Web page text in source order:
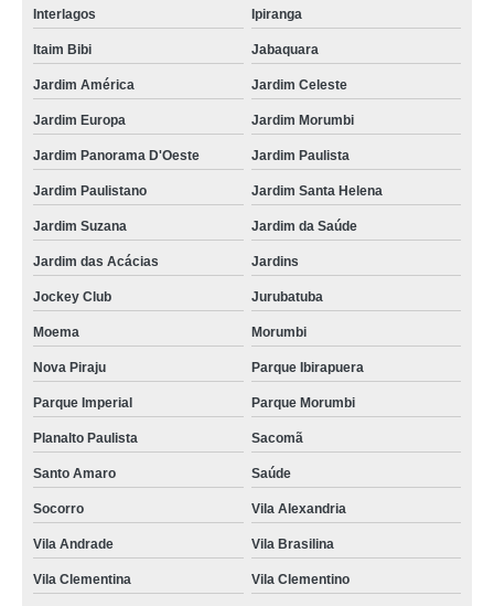
Interlagos Ipiranga
Itaim Bibi Jabaquara
Jardim América Jardim Celeste
Jardim Europa Jardim Morumbi
Jardim Panorama D'Oeste Jardim Paulista
Jardim Paulistano Jardim Santa Helena
Jardim Suzana Jardim da Saúde
Jardim das Acácias Jardins
Jockey Club Jurubatuba
Moema Morumbi
Nova Piraju Parque Ibirapuera
Parque Imperial Parque Morumbi
Planalto Paulista Sacomã
Santo Amaro Saúde
Socorro Vila Alexandria
Vila Andrade Vila Brasilina
Vila Clementina Vila Clementino